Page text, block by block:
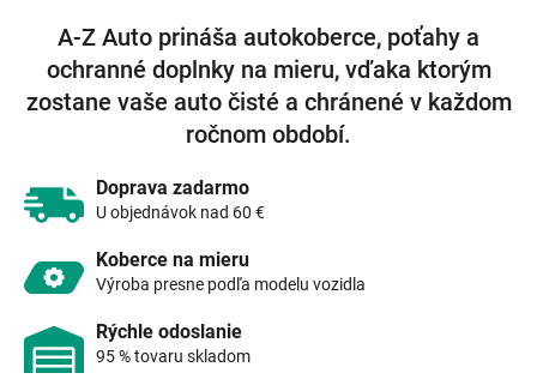
á
d
a
c
e
v
A-Z Auto prináša autokoberce, poťahy a
ochranné doplnky na mieru, vďaka ktorým
zostane vaše auto čisté a chránené v každom
ročnom období.
Doprava zadarmo
U objednávok nad 60 €
Koberce na mieru
Výroba presne podľa modelu vozidla
Rýchle odoslanie
95 % tovaru skladom